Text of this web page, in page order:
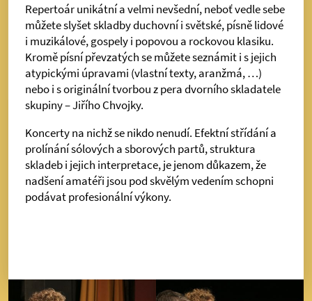
Repertoár unikátní a velmi nevšední, neboť vedle sebe
můžete slyšet skladby duchovní i světské, písně lidové
i muzikálové, gospely i popovou a rockovou klasiku.
Kromě písní převzatých se můžete seznámit i s jejich
atypickými úpravami (vlastní texty, aranžmá, …)
nebo i s originální tvorbou z pera dvorního skladatele
skupiny – Jiřího Chvojky.
Koncerty na nichž se nikdo nenudí. Efektní střídání a
prolínání sólových a sborových partů, struktura
skladeb i jejich interpretace, je jenom důkazem, že
nadšení amatéři jsou pod skvělým vedením schopni
podávat profesionální výkony.